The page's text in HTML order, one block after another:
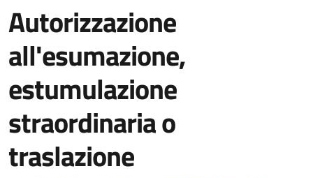
Autorizzazione
all'esumazione,
estumulazione
straordinaria o
traslazione